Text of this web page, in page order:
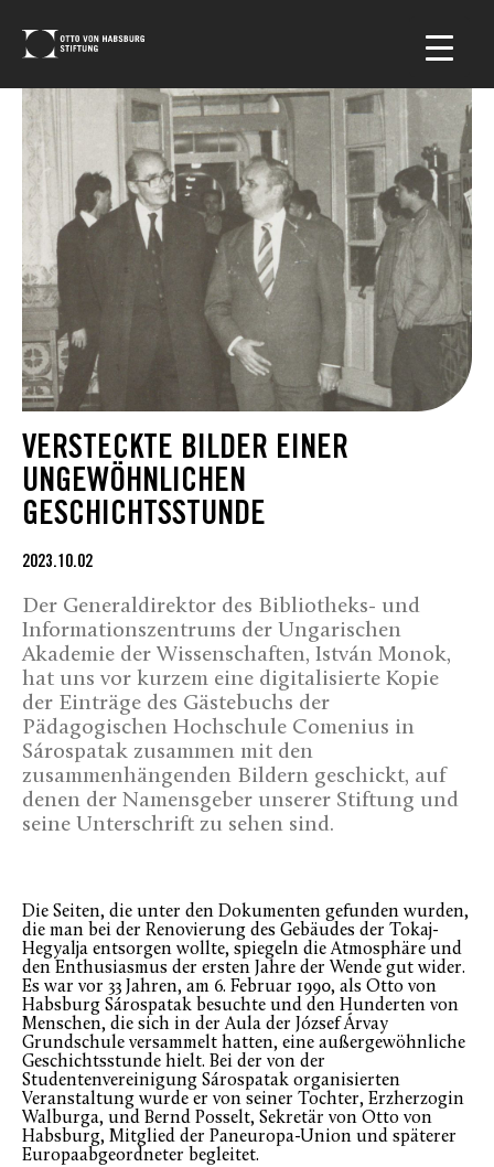
VERSTECKTE BILDER EINER
UNGEWÖHNLICHEN
GESCHICHTSSTUNDE
2023.10.02
Der Generaldirektor des Bibliotheks- und
Informationszentrums der Ungarischen
Akademie der Wissenschaften, István Monok,
hat uns vor kurzem eine digitalisierte Kopie
der Einträge des Gästebuchs der
Pädagogischen Hochschule Comenius in
Sárospatak zusammen mit den
zusammenhängenden Bildern geschickt, auf
denen der Namensgeber unserer Stiftung und
seine Unterschrift zu sehen sind.
Die Seiten, die unter den Dokumenten gefunden wurden,
die man bei der Renovierung des Gebäudes der Tokaj-
Hegyalja entsorgen wollte, spiegeln die Atmosphäre und
den Enthusiasmus der ersten Jahre der Wende gut wider.
Es war vor 33 Jahren, am 6. Februar 1990, als Otto von
Habsburg Sárospatak besuchte und den Hunderten von
Menschen, die sich in der Aula der József Árvay
Grundschule versammelt hatten, eine außergewöhnliche
Geschichtsstunde hielt. Bei der von der
Studentenvereinigung Sárospatak organisierten
Veranstaltung wurde er von seiner Tochter, Erzherzogin
Walburga, und Bernd Posselt, Sekretär von Otto von
Habsburg, Mitglied der Paneuropa-Union und späterer
Europaabgeordneter begleitet.